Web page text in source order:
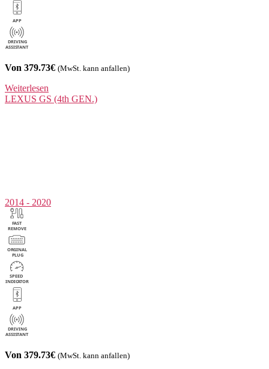
Von 379.73€ (MwSt. kann anfallen)
Weiterlesen
LEXUS GS (4th GEN.)
2014 - 2020
Von 379.73€ (MwSt. kann anfallen)